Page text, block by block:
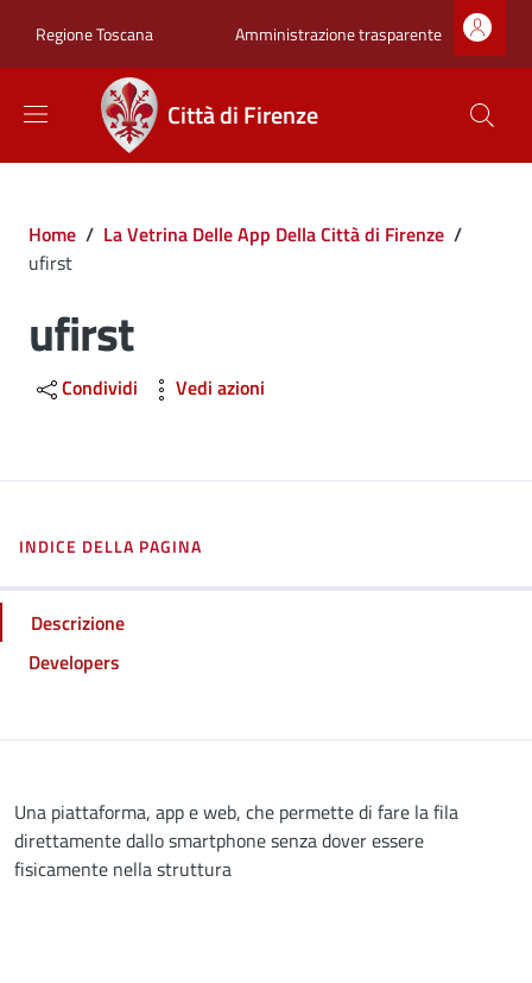
Regione Toscana Zona superiore
Amministrazione trasparente
Città di Firenze
Briciole di pane
Home / La Vetrina Delle App Della Città di Firenze /
ufirst
ufirst
Condividi Vedi azioni
INDICE DELLA PAGINA
Descrizione
Developers
Una piattaforma, app e web, che permette di fare la fila
direttamente dallo smartphone senza dover essere
fisicamente nella struttura